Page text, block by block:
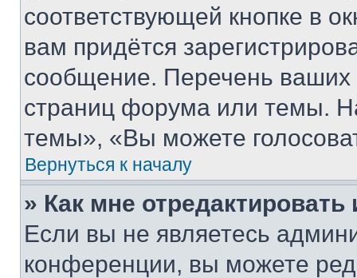
соответствующей кнопке в
вам придётся
сообщение. Перечень ваших
страниц форума или темы.
темы», «Вы можете
Вернуться к началу
» Как мне
Если вы не являетесь
конференции, вы можете